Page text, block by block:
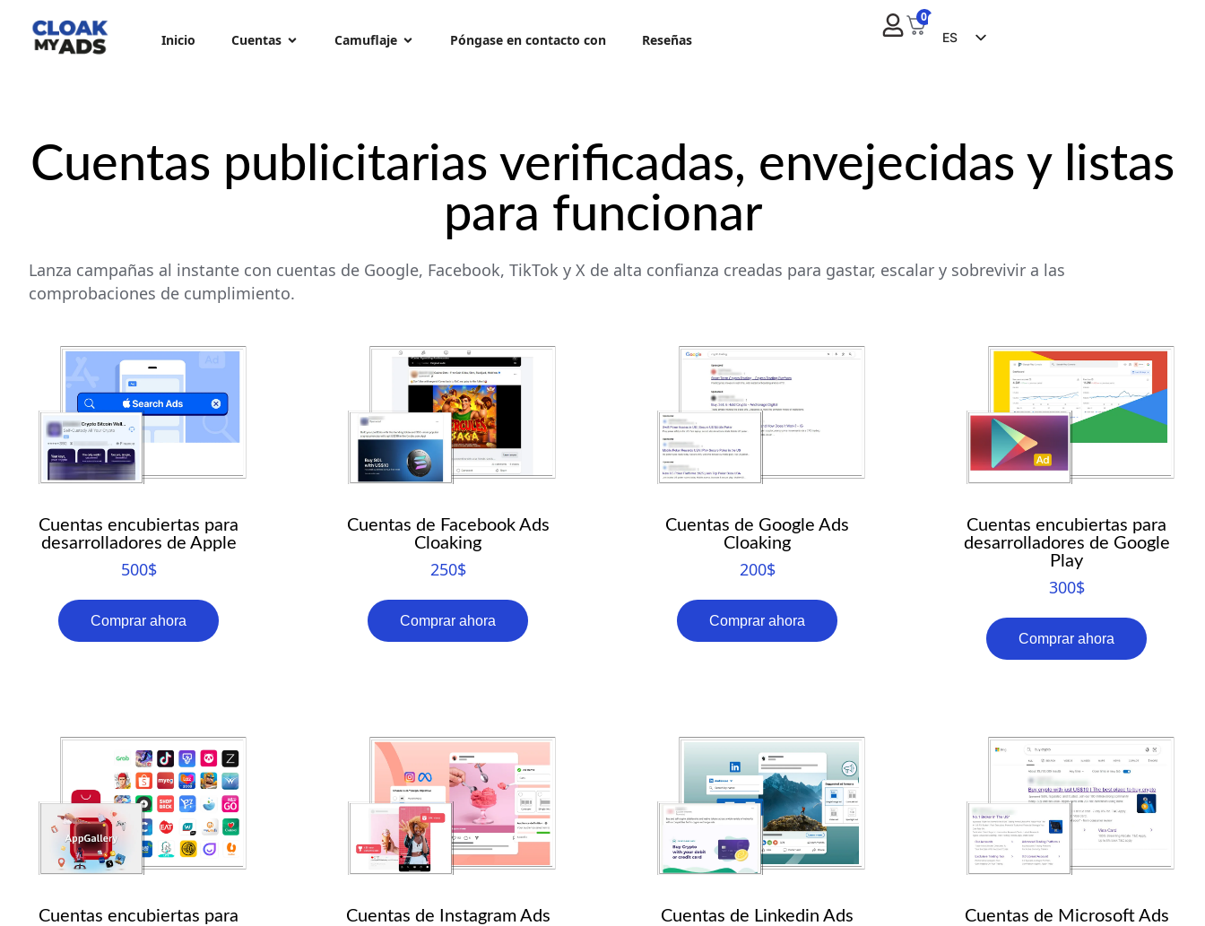
Inicio Cuentas Camuflaje Póngase en contacto con Reseñas
0
ES
NL
RU
CS
Cuentas publicitarias verificadas, envejecidas y listas
para funcionar
Lanza campañas al instante con cuentas de Google, Facebook, TikTok y X de alta confianza creadas para gastar, escalar y sobrevivir a las
comprobaciones de cumplimiento.
Cuentas encubiertas para
desarrolladores de Apple
500$
Comprar ahora
Cuentas de Facebook Ads
Cloaking
250$
Comprar ahora
Cuentas de Google Ads
Cloaking
200$
Comprar ahora
Cuentas encubiertas para
desarrolladores de Google
Play
300$
Comprar ahora
Cuentas encubiertas para
Cuentas de Instagram Ads
Cuentas de Linkedin Ads
Cuentas de Microsoft Ads